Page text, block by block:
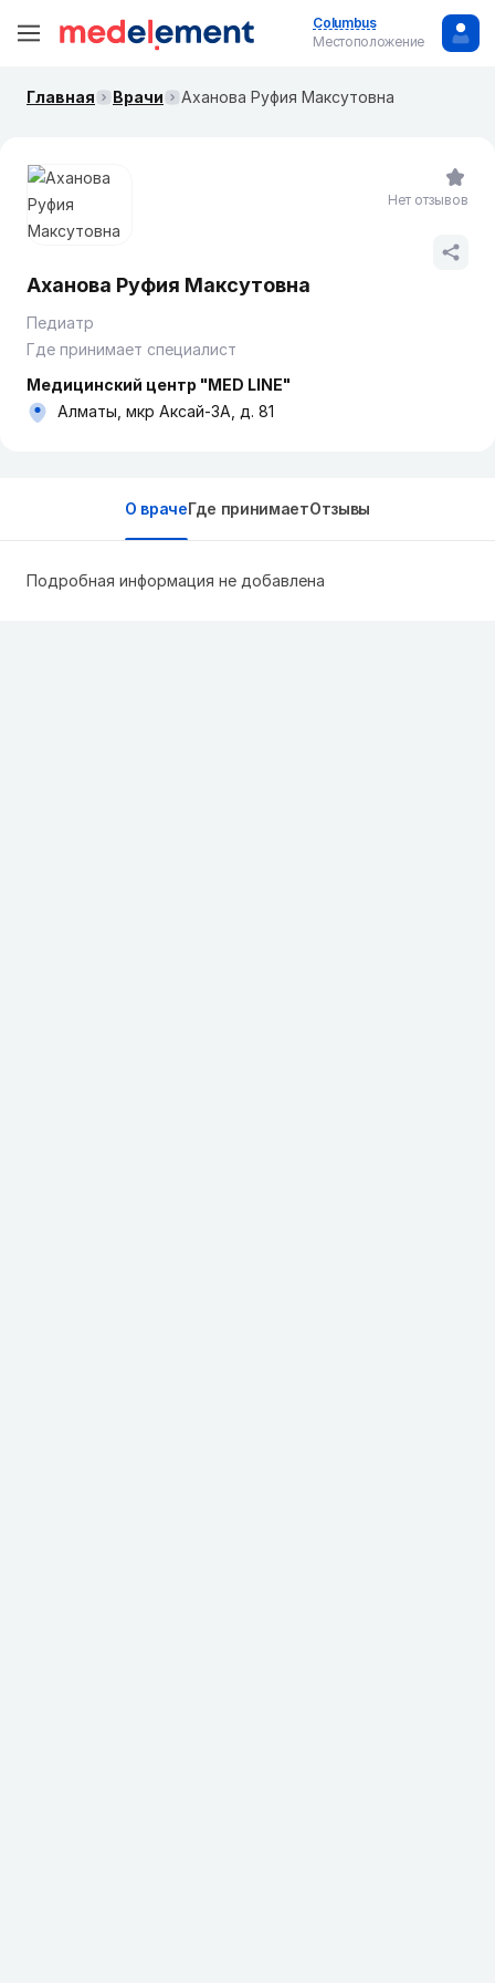
Columbus
Местоположение
Главная Врачи Аханова Руфия Максутовна
Аханова Руфия Максутовна
Педиатр
Где принимает специалист
Медицинский центр "MED LINE"
Алматы, мкр Аксай-3А, д. 81
Нет отзывов
О врачеГде принимаетОтзывы
Подробная информация не добавлена